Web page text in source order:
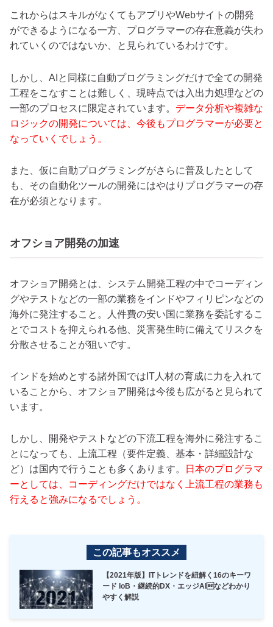
これからはスキルがなくてもアプリやWebサイトの開発
ができるようになる一方、プログラマーの存在意義が失わ
れていくのではないか、と見られているわけです。
しかし、AIと同様に自動プログラミングだけで全ての開発
工程をこなすことは難しく、現時点では入出力処理などの
一部のプロセスに限定されています。 データ分析や複雑な
ロジックの開発については、今後もプログラマーが必要と
なっていくでしょう。
また、仮に自動プログラミングがさらに普及したとして
も、その自動化ツールの開発にはやはりプログラマーの存
在が必須となります。
オフショア開発の加速
オフショア開発とは、システム開発工程の中でコーディン
グやテストなどの一部の業務をインドやフィリピンなどの
海外に発注すること。人件費の安い国に業務を委託するこ
とでコストを抑えられる他、災害発生時に備えてリスクを
分散させることが狙いです。
インドを始めとする諸外国ではIT人材の育成に力を入れて
いることから、オフショア開発は今後も広がると見られて
います。
しかし、開発やテストなどの下流工程を海外に発注するこ
とになっても、上流工程（要件定義、基本・詳細設計な
ど）は国内で行うことも多くあります。
日本のプログラマ
ーとしては、コーディングだけではなく上流工程の業務も
行えると強みになるでしょう。
この記事もオススメ
【2021年版】ITトレンドを紐解く16のキーワ
ード IoB・継続的DX・エッジAIなどわかり
やすく解説